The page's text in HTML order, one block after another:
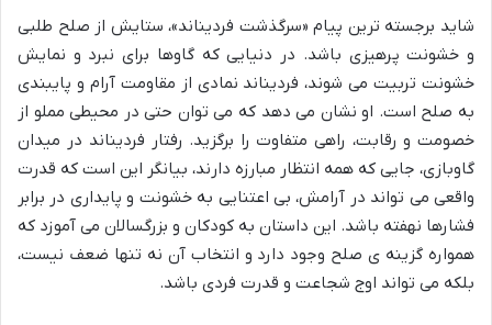
شاید برجسته ترین پیام «سرگذشت فردیناند»، ستایش از صلح طلبی
و خشونت پرهیزی باشد. در دنیایی که گاوها برای نبرد و نمایش
خشونت تربیت می شوند، فردیناند نمادی از مقاومت آرام و پایبندی
به صلح است. او نشان می دهد که می توان حتی در محیطی مملو از
خصومت و رقابت، راهی متفاوت را برگزید. رفتار فردیناند در میدان
گاوبازی، جایی که همه انتظار مبارزه دارند، بیانگر این است که قدرت
واقعی می تواند در آرامش، بی اعتنایی به خشونت و پایداری در برابر
فشارها نهفته باشد. این داستان به کودکان و بزرگسالان می آموزد که
همواره گزینه ی صلح وجود دارد و انتخاب آن نه تنها ضعف نیست،
بلکه می تواند اوج شجاعت و قدرت فردی باشد.